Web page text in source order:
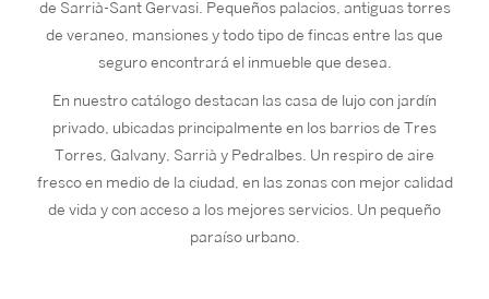
de Sarrià-Sant Gervasi. Pequeños palacios, antiguas torres
de veraneo, mansiones y todo tipo de fincas entre las que
seguro encontrará el inmueble que desea.
En nuestro catálogo destacan las casa de lujo con jardín
privado, ubicadas principalmente en los barrios de Tres
Torres, Galvany, Sarrià y Pedralbes. Un respiro de aire
fresco en medio de la ciudad, en las zonas con mejor calidad
de vida y con acceso a los mejores servicios. Un pequeño
paraíso urbano.